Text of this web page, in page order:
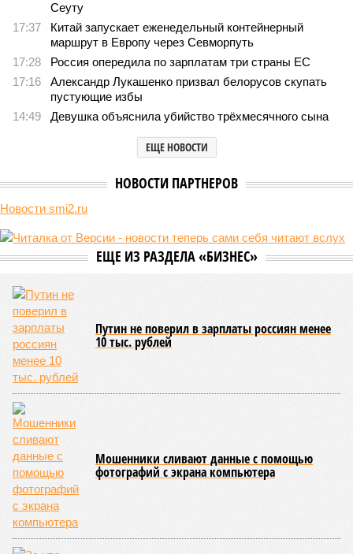
Сеуту
17:37
Китай запускает еженедельный контейнерный
маршрут в Европу через Севморпуть
17:28
Россия опередила по зарплатам три страны ЕС
17:16
Александр Лукашенко призвал белорусов скупать
пустующие избы
14:49
Девушка объяснила убийство трёхмесячного сына
ЕЩЕ НОВОСТИ
НОВОСТИ ПАРТНЕРОВ
Новости smi2.ru
ЕЩЕ ИЗ РАЗДЕЛА «БИЗНЕС»
Путин не поверил в зарплаты россиян менее
10 тыс. рублей
Мошенники сливают данные с помощью
фотографий с экрана компьютера